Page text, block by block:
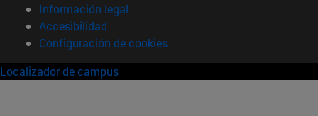
Información legal
Accesibilidad
Configuración de cookies
Localizador de campus